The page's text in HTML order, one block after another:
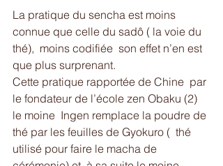
La pratique du sencha est moins
connue que celle du sadô ( la voie du
thé),  moins codifiée  son effet n’en est
que plus surprenant.
Cette pratique rapportée de Chine  par
le fondateur de l’école zen Obaku (2)
le moine  Ingen remplace la poudre de
thé par les feuilles de Gyokuro (  thé
utilisé pour faire le macha de